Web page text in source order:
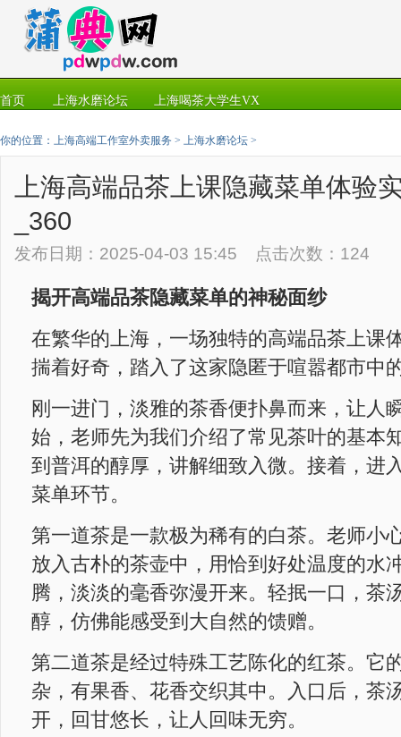
首页 上海水磨论坛 上海喝茶大学生VX
你的位置： 上海高端工作室外卖服务 > 上海水磨论坛 >
上海高端品茶上课隐藏菜单体验
_360
发布日期：2025-04-03 15:45 点击次数：124
揭开高端品茶隐藏菜单的神秘面纱
在繁华的上海，一场独特的高端品茶上课
揣着好奇，踏入了这家隐匿于喧嚣都市中
刚一进门，淡雅的茶香便扑鼻而来，让人
始，老师先为我们介绍了常见茶叶的基本
到普洱的醇厚，讲解细致入微。接着，进
菜单环节。
第一道茶是一款极为稀有的白茶。老师小
放入古朴的茶壶中，用恰到好处温度的水
腾，淡淡的毫香弥漫开来。轻抿一口，茶
醇，仿佛能感受到大自然的馈赠。
第二道茶是经过特殊工艺陈化的红茶。它
杂，有果香、花香交织其中。入口后，茶
开，回甘悠长，让人回味无穷。